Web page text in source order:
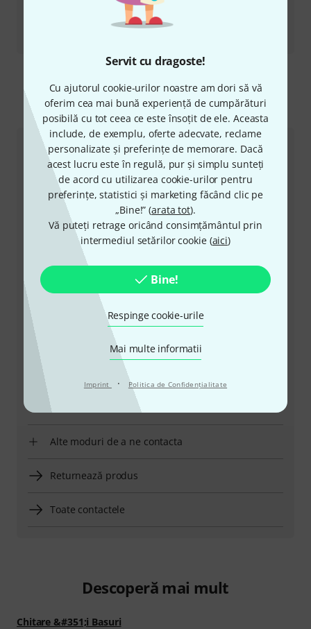
Servit cu dragoste!
Cu ajutorul cookie-urilor noastre am dori să vă
oferim cea mai bună experiență de cumpărături
posibilă cu tot ceea ce este însoțit de ele. Aceasta
include, de exemplu, oferte adecvate, reclame
personalizate și preferințe de memorare. Dacă
acest lucru este în regulă, pur și simplu sunteți
de acord cu utilizarea cookie-urilor pentru
preferințe, statistici și marketing făcând clic pe
„Bine!” (arata tot).
Vă puteți retrage oricând consimțământul prin
intermediul setărilor cookie (aici)
Bine!
Respinge cookie-urile
Mai multe informatii
Imprint · Politica de Confidenţialitate
Ne puteți contacta astfel
Serviciul Clienți România
+49-9546-9223-530
Personalul nostru de la service e aici pentru a vă ajuta
cu orice problemă
Pregătiți număr client
Ore de Program (CEST - Ora de vară
din Europa Centrală)
Solicită să fii contactat
Alte moduri de a ne contacta
Returnează produs
Toate contactele
Descoperă mai mult
Chitare &#351;i Basuri